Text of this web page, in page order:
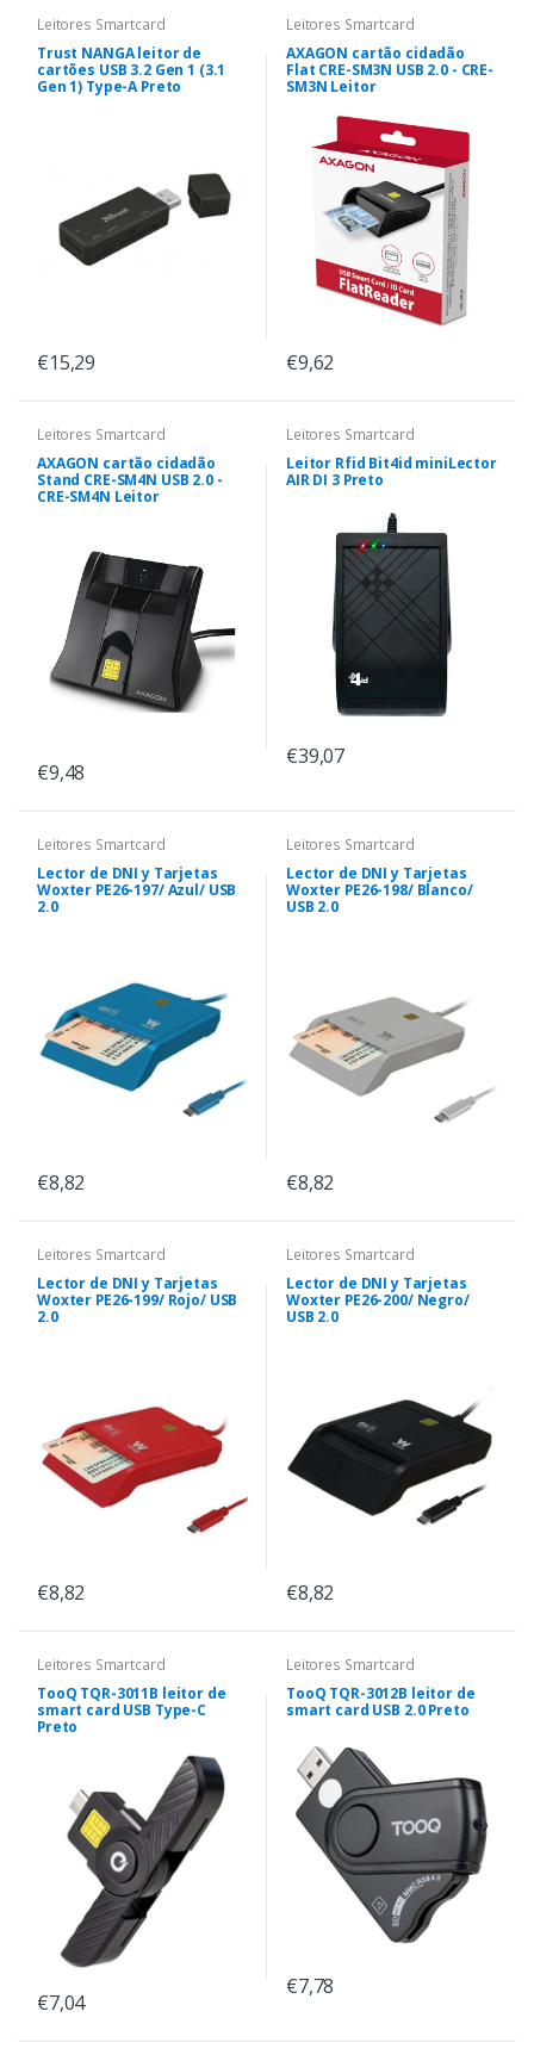
Leitores Smartcard
Trust NANGA leitor de
cartões USB 3.2 Gen 1 (3.1
Gen 1) Type-A Preto
€15,29
Leitores Smartcard
AXAGON cartão cidadão
Flat CRE-SM3N USB 2.0 - CRE-
SM3N Leitor
€9,62
Leitores Smartcard
AXAGON cartão cidadão
Stand CRE-SM4N USB 2.0 -
CRE-SM4N Leitor
€9,48
Leitores Smartcard
Leitor Rfid Bit4id miniLector
AIR DI 3 Preto
€39,07
Leitores Smartcard
Lector de DNI y Tarjetas
Woxter PE26-197/ Azul/ USB
2.0
€8,82
Leitores Smartcard
Lector de DNI y Tarjetas
Woxter PE26-198/ Blanco/
USB 2.0
€8,82
Leitores Smartcard
Lector de DNI y Tarjetas
Woxter PE26-199/ Rojo/ USB
2.0
€8,82
Leitores Smartcard
Lector de DNI y Tarjetas
Woxter PE26-200/ Negro/
USB 2.0
€8,82
Leitores Smartcard
TooQ TQR-3011B leitor de
smart card USB Type-C
Preto
€7,04
Leitores Smartcard
TooQ TQR-3012B leitor de
smart card USB 2.0 Preto
€7,78